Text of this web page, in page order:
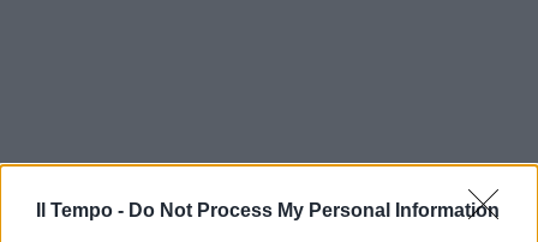
Il Tempo - Do Not Process My Personal Information